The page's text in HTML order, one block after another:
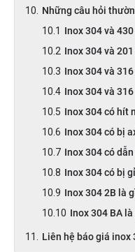
Những câu hỏi
Inox 304 và
Inox 304 và
Inox 304 và
Inox 304 và
Inox 304 có hít
Inox 304 có bị
Inox 304 có
Inox 304 có bị
Inox 304 2B là
Inox 304 BA là
Liên hệ báo giá inox